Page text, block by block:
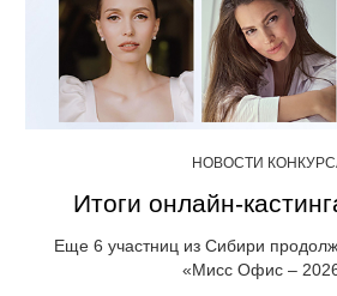
НОВОСТИ
Итоги онлайн-
Еще 6 участниц из Сибири
«Мисс Офис –